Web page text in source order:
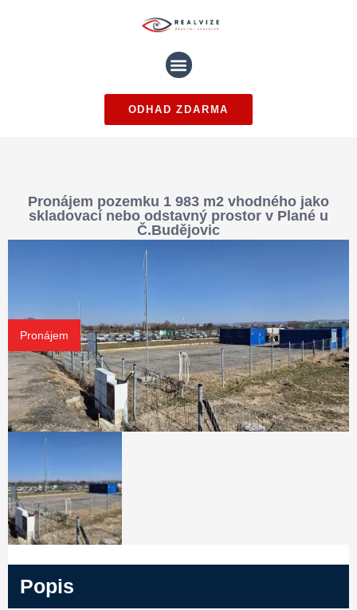
ODHAD ZDARMA
Pronájem pozemku 1 983 m2 vhodného jako
skladovací nebo odstavný prostor v Plané u
Č.Budějovic
Pronájem
Popis